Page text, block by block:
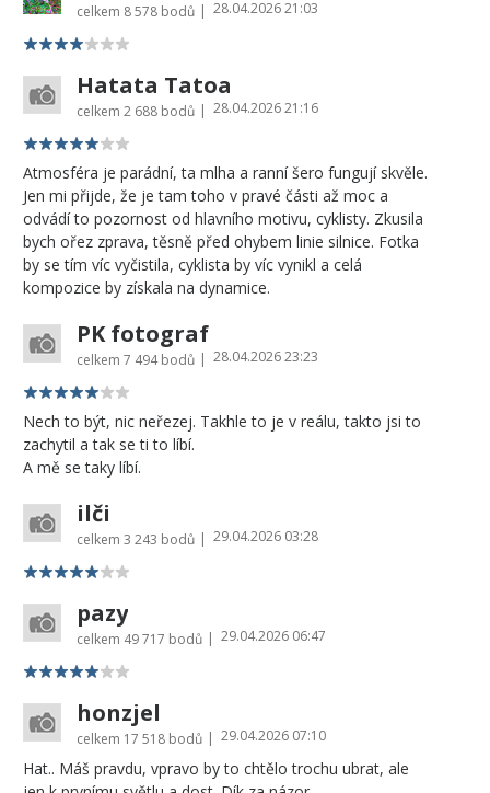
celkem 8 578 bodů | 28.04.2026 21:03
Hatata Tatoa
celkem 2 688 bodů | 28.04.2026 21:16
Atmosféra je parádní, ta mlha a ranní šero fungují skvěle.
Jen mi přijde, že je tam toho v pravé části až moc a
odvádí to pozornost od hlavního motivu, cyklisty. Zkusila
bych ořez zprava, těsně před ohybem linie silnice. Fotka
by se tím víc vyčistila, cyklista by víc vynikl a celá
kompozice by získala na dynamice.
PK fotograf
celkem 7 494 bodů | 28.04.2026 23:23
Nech to být, nic neřezej. Takhle to je v reálu, takto jsi to
zachytil a tak se ti to líbí.
A mě se taky líbí.
ilči
celkem 3 243 bodů | 29.04.2026 03:28
pazy
celkem 49 717 bodů | 29.04.2026 06:47
honzjel
celkem 17 518 bodů | 29.04.2026 07:10
Hat.. Máš pravdu, vpravo by to chtělo trochu ubrat, ale